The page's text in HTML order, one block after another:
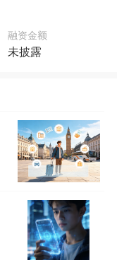
融资金额
未披露